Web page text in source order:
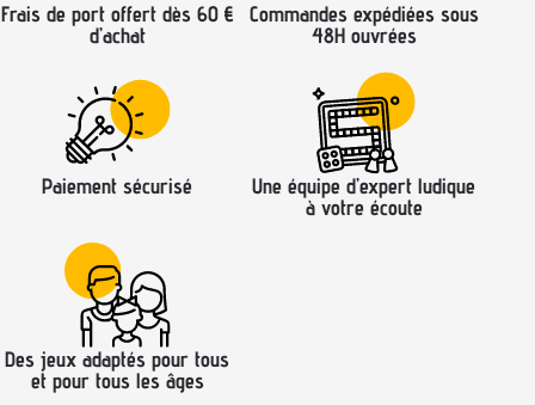
Frais de port offert dès 60 €
d’achat
Commandes expédiées sous
48H ouvrées
Paiement sécurisé
Une équipe d’expert ludique
à votre écoute
Des jeux adaptés pour tous
et pour tous les âges